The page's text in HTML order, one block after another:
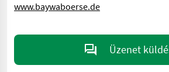
www.baywaboerse.de
Üzenet